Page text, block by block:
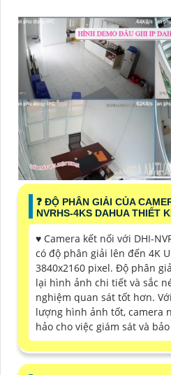
️❓ ĐỘ PHÂN GIẢI CỦA
NVRHS-4KS DAHUA THIẾT
♥️ Camera kết nối với DHI-
có độ phân giải lên đến 4K
3840x2160 pixel. Độ phân
lại hình ảnh chi tiết và sắc
nghiệm quan sát tốt hơn.
lượng hình ảnh tốt, camera
hảo cho việc giám sát và bảo